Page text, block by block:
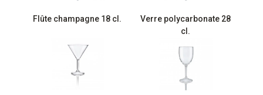
Flûte champagne 18 cl.
Verre polycarbonate 28
cl.